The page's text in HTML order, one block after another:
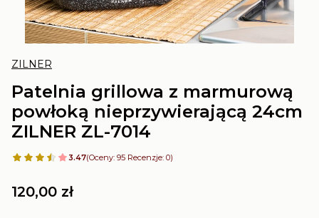
ZILNER
Patelnia grillowa z marmurową
powłoką nieprzywierającą 24cm
ZILNER ZL-7014
3.47(Oceny: 95 Recenzje: 0)
Cena
120,00 zł